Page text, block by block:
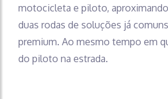
motocicleta e piloto,
duas rodas de soluções já
premium. Ao mesmo tempo em
do piloto na estrada.